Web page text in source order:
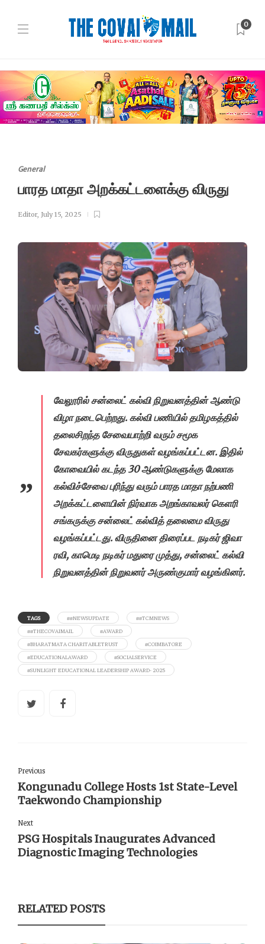
0
General
பாரத மாதா அறக்கட்டளைக்கு விருது
Editor, July 15, 2025
வேலூரில் சன்லைட் கல்வி நிறுவனத்தின் ஆண்டு
விழா நடைபெற்றது. கல்வி பணியில் தமிழகத்தில்
தலைசிறந்த சேவையாற்றி வரும் சமூக
சேவகர்களுக்கு விருதுகள் வழங்கப்பட்டன. இதில்
கோவையில் கடந்த 30 ஆண்டுகளுக்கு மேலாக
கல்விச்சேவை புரிந்து வரும் பாரத மாதா நற்பணி
அறக்கட்டளையின் நிர்வாக அறங்காவலர் கெளரி
சங்கருக்கு சன்லைட் கல்வித் தலைமை விருது
வழங்கப்பட்டது. விருதினை திரைப்பட நடிகர் ஜிவா
ரவி, காமெடி நடிகர் மதுரை முத்து, சன்லைட் கல்வி
நிறுவனத்தின் நிறுவனர் அருண்குமார் வழங்கினர்.
TAGS ##NEWSUPDATE
##TCMNEWS
##THECOVAIMAIL
#AWARD
#BHARATMATA CHARITABLETRUST
#COIMBATORE
#EDUCATIONALAWARD
#SOCIALSERVICE
#SUNLIGHT EDUCATIONAL LEADERSHIP AWARD- 2025
Previous
Kongunadu College Hosts 1st State-Level
Taekwondo Championship
Next
PSG Hospitals Inaugurates Advanced
Diagnostic Imaging Technologies
RELATED POSTS